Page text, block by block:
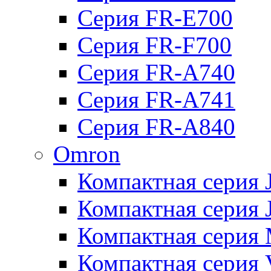
Серия FR-E700
Серия FR-F700
Серия FR-А740
Серия FR-А741
Серия FR-А840
Omron
Компактная серия
Компактная серия
Компактная серия
Компактная серия